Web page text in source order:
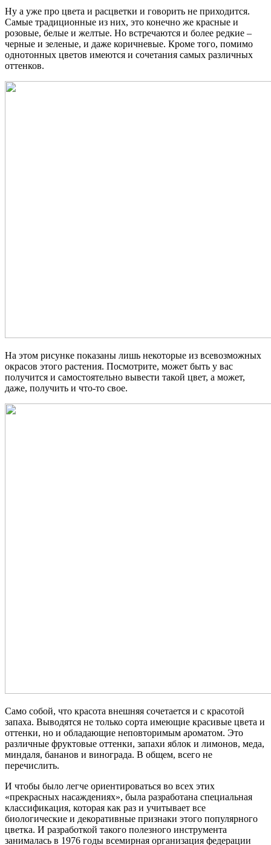
Ну а уже про цвета и расцветки и говорить не приходится.
Самые традиционные из них, это конечно же красные и
розовые, белые и желтые. Но встречаются и более редкие –
черные и зеленые, и даже коричневые. Кроме того, помимо
однотонных цветов имеются и сочетания самых различных
оттенков.
На этом рисунке показаны лишь некоторые из всевозможных
окрасов этого растения. Посмотрите, может быть у вас
получится и самостоятельно вывести такой цвет, а может,
даже, получить и что-то свое.
Само собой, что красота внешняя сочетается и с красотой
запаха. Выводятся не только сорта имеющие красивые цвета и
оттенки, но и обладающие неповторимым ароматом. Это
различные фруктовые оттенки, запахи яблок и лимонов, меда,
миндаля, бананов и винограда. В общем, всего не
перечислить.
И чтобы было легче ориентироваться во всех этих
«прекрасных насаждениях», была разработана специальная
классификация, которая как раз и учитывает все
биологические и декоративные признаки этого популярного
цветка. И разработкой такого полезного инструмента
занималась в 1976 годы всемирная организация федерации